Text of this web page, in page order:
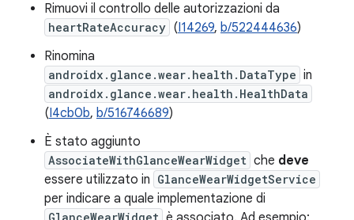
Rimuovi il controllo delle autorizzazioni da
heartRateAccuracy (I14269, b/522444636)
Rinomina
androidx.glance.wear.health.DataType in
androidx.glance.wear.health.HealthData
(I4cb0b, b/516746689)
È stato aggiunto
AssociateWithGlanceWearWidget che deve
essere utilizzato in GlanceWearWidgetService
per indicare a quale implementazione di